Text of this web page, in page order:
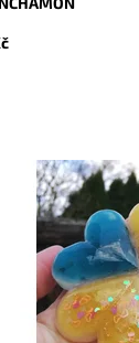
Vyprodáno
3141